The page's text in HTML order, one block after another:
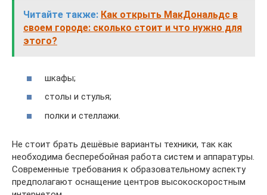
Читайте также: Как открыть МакДональдс в
своем городе: сколько стоит и что нужно для
этого?
шкафы;
столы и стулья;
полки и стеллажи.
Не стоит брать дешёвые варианты техники, так как
необходима бесперебойная работа систем и аппаратуры.
Современные требования к образовательному аспекту
предполагают оснащение центров высокоскоростным